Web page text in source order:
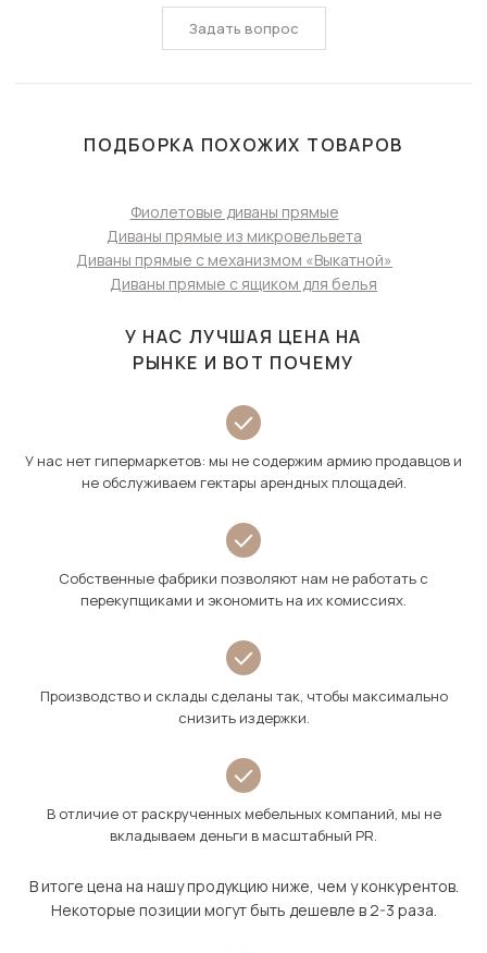
Задать вопрос
ПОДБОРКА ПОХОЖИХ ТОВАРОВ
Фиолетовые диваны прямые
Диваны прямые из микровельвета
Диваны прямые с механизмом «Выкатной»
Диваны прямые с ящиком для белья
У НАС ЛУЧШАЯ ЦЕНА НА
РЫНКЕ И ВОТ ПОЧЕМУ
У нас нет гипермаркетов: мы не содержим армию продавцов и
не обслуживаем гектары арендных площадей.
Собственные фабрики позволяют нам не работать с
перекупщиками и экономить на их комиссиях.
Производство и склады сделаны так, чтобы максимально
снизить издержки.
В отличие от раскрученных мебельных компаний, мы не
вкладываем деньги в масштабный PR.
В итоге цена на нашу продукцию ниже, чем у конкурентов.
Некоторые позиции могут быть дешевле в 2-3 раза.